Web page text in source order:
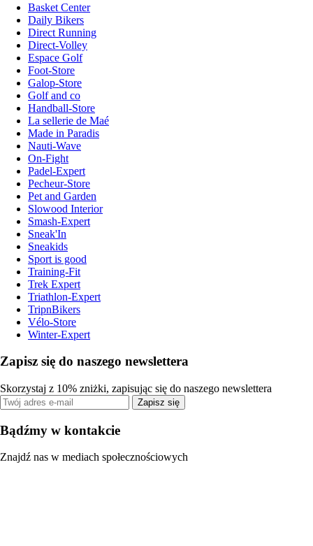
Basket Center
Daily Bikers
Direct Running
Direct-Volley
Espace Golf
Foot-Store
Galop-Store
Golf and co
Handball-Store
La sellerie de Maé
Made in Paradis
Nauti-Wave
On-Fight
Padel-Expert
Pecheur-Store
Pet and Garden
Slowood Interior
Smash-Expert
Sneak'In
Sneakids
Sport is good
Training-Fit
Trek Expert
Triathlon-Expert
TripnBikers
Vélo-Store
Winter-Expert
Zapisz się do naszego newslettera
Skorzystaj z 10% zniżki, zapisując się do naszego newslettera
Zapisz się
Bądźmy w kontakcie
Znajdź nas w mediach społecznościowych